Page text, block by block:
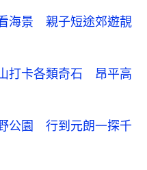
海景 親子短途郊遊靚
打卡各類奇石 昂平高
公園 行到元朗一探千